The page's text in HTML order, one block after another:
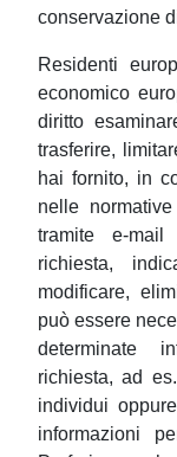
conservazione
Residenti
economico
diritto
trasferire,
hai fornito, in
nelle
tramite e-mail
richiesta,
modificare,
può essere
determinate
richiesta, ad
individui
informazioni